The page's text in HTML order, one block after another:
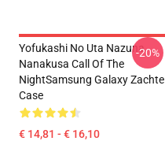
Yofukashi No Uta Nazuna
Nanakusa Call Of The
NightSamsung Galaxy Zachte
Case
€ 14,81 - € 16,10
-20%